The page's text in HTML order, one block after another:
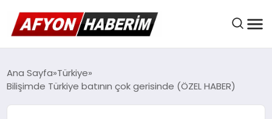
AFYON HABER
Ana Sayfa Türkiye
Bilişimde Türkiye batının çok gerisinde (ÖZEL HABER)